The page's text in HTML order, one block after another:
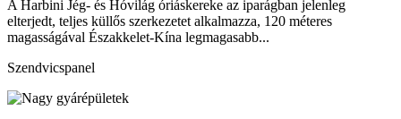
A Harbini Jég- és Hóvilág óriáskereke az iparágban jelenleg
elterjedt, teljes küllős szerkezetet alkalmazza, 120 méteres
magasságával Északkelet-Kína legmagasabb...
Szendvicspanel